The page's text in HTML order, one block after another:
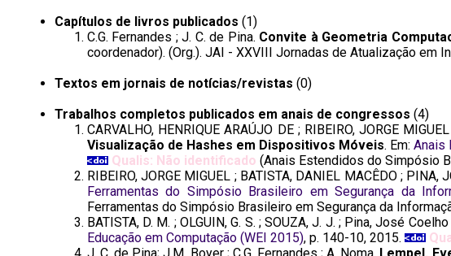
Capítulos de livros publicados (1)
C.G. Fernandes ; J. C. de Pina. Convite à Geometria
coordenador). (Org.). JAI - XXVIII Jornadas de Atualização em
Textos em jornais de notícias/revistas (0)
Trabalhos completos publicados em anais de congressos (4)
CARVALHO, HENRIQUE ARAÚJO DE ; RIBEIRO, JORGE
Visualização de Hashes em Dispositivos Móveis. Em:Anais
Qualis: Não identificado (Anais Estendidos do Simpósio
RIBEIRO, JORGE MIGUEL ; BATISTA, DANIEL MACÊDO ; PINA,
Ferramentas do Simpósio Brasileiro em Segurança da
Ferramentas do Simpósio Brasileiro em Segurança da
BATISTA, D. M. ; OLGUIN, G. S. ; SOUZA, J. J. ; Pina, José
Educação em Computação (WEI 2015), p. 140-10, 2015.